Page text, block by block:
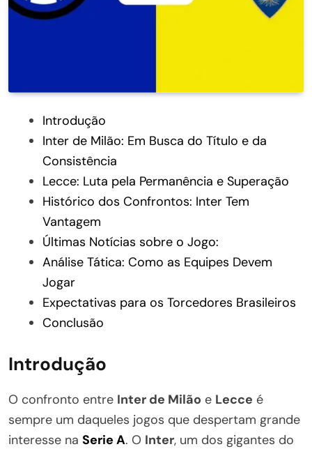
Introdução
Inter de Milão: Em Busca do Título e da
Consistência
Lecce: Luta pela Permanência e Superação
Histórico dos Confrontos: Inter Tem
Vantagem
Últimas Notícias sobre o Jogo:
Análise Tática: Como as Equipes Devem
Jogar
Expectativas para os Torcedores Brasileiros
Conclusão
Introdução
O confronto entre Inter de Milão e Lecce é
sempre um daqueles jogos que despertam grande
interesse na Serie A. O Inter, um dos gigantes do